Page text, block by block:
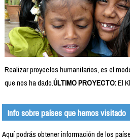
Realizar proyectos humanitarios, es el
que nos ha dado.ÚLTIMO PROYECTO:El
Info sobre países que hemos visitado
Aquí podrás obtener información de los